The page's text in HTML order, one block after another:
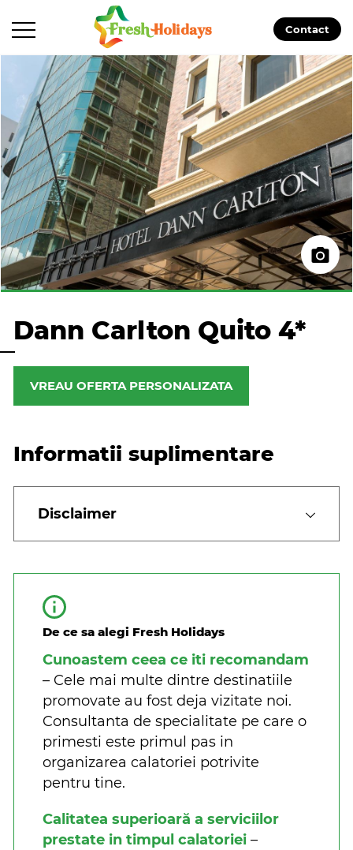
Contact
Dann Carlton Quito 4*
VREAU OFERTA PERSONALIZATA
Informatii suplimentare
Disclaimer
De ce sa alegi Fresh Holidays
Cunoastem ceea ce iti recomandam
– Cele mai multe dintre destinatiile
promovate au fost deja vizitate noi.
Consultanta de specialitate pe care o
primesti este primul pas in
organizarea calatoriei potrivite
pentru tine.
Calitatea superioară a serviciilor
prestate in timpul calatoriei –